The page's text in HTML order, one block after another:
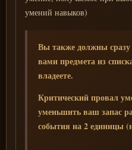
умений навыков)
Вы также должны
вами предмета из
владеете.
Критический провал
уменьшить ваш запас
события на 2 единицы